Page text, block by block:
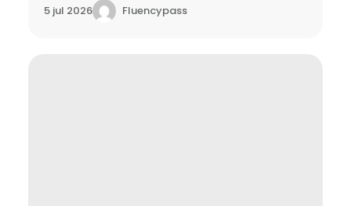
5 jul 2026 Fluencypass